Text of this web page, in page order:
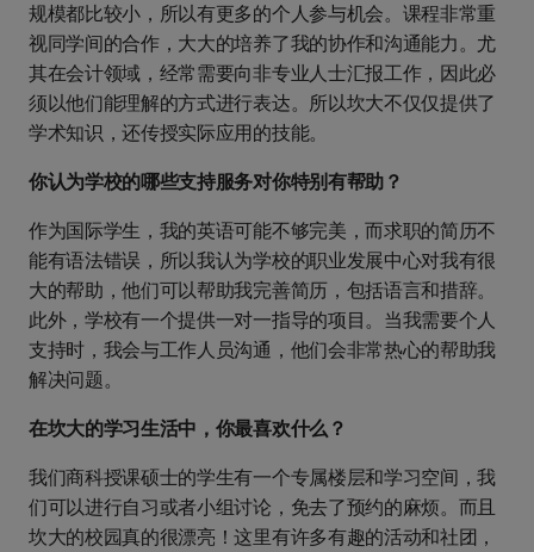
规模都比较小，所以有更多的个人参与机会。课程非常重
视同学间的合作，大大的培养了我的协作和沟通能力。尤
其在会计领域，经常需要向非专业人士汇报工作，因此必
须以他们能理解的方式进行表达。所以坎大不仅仅提供了
学术知识，还传授实际应用的技能。
你认为学校的哪些支持服务对你特别有帮助？
作为国际学生，我的英语可能不够完美，而求职的简历不
能有语法错误，所以我认为学校的职业发展中心对我有很
大的帮助，他们可以帮助我完善简历，包括语言和措辞。
此外，学校有一个提供一对一指导的项目。当我需要个人
支持时，我会与工作人员沟通，他们会非常热心的帮助我
解决问题。
在坎大的学习生活中，你最喜欢什么？
我们商科授课硕士的学生有一个专属楼层和学习空间，我
们可以进行自习或者小组讨论，免去了预约的麻烦。而且
坎大的校园真的很漂亮！这里有许多有趣的活动和社团，